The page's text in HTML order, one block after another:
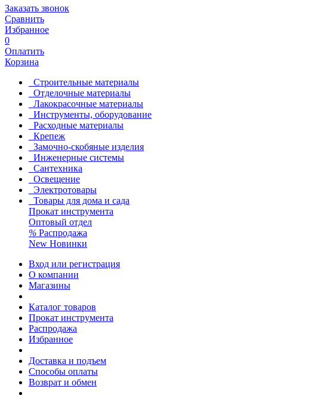
Заказать звонок
Сравнить
Избранное
0
Оплатить
Корзина
Строительные материалы
Отделочные материалы
Лакокрасочные материалы
Инструменты, оборудование
Расходные материалы
Крепеж
Замочно-скобяные изделия
Инженерные системы
Сантехника
Освещение
Электротовары
Товары для дома и сада
Прокат инструмента
Оптовый отдел
% Распродажа
New Новинки
Вход или регистрация
О компании
Магазины
Каталог товаров
Прокат инструмента
Распродажа
Избранное
Доставка и подъем
Способы оплаты
Возврат и обмен